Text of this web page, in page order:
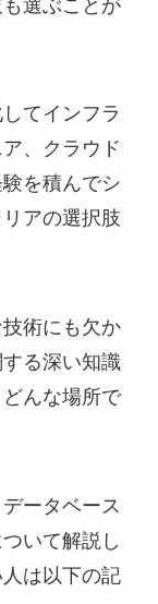
選ぶことが
てインフラ
、クラウド
を積んでシ
アの選択肢
術にも欠か
る深い知識
んな場所で
ータベース
いて解説し
は以下の記